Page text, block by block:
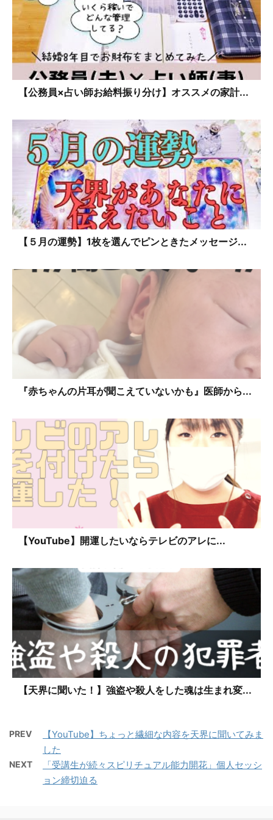
【公務員×占い師お給料振り分け】オススメの家計...
【５月の運勢】1枚を選んでピンときたメッセージ...
『赤ちゃんの片耳が聞こえていないかも』医師から...
【YouTube】開運したいならテレビのアレに...
【天界に聞いた！】強盗や殺人をした魂は生まれ変...
PREV
【YouTube】ちょっと繊細な内容を天界に聞いてみま
した
NEXT
「受講生が続々スピリチュアル能力開花」個人セッシ
ョン締切迫る